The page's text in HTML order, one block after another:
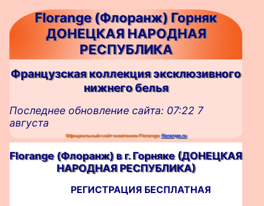
Florange (Флоранж) Горняк
ДОНЕЦКАЯ НАРОДНАЯ
РЕСПУБЛИКА
Французская коллекция эксклюзивного
нижнего белья
Последнее обновление сайта: 07:22 7
августа
Официальный сайт компании Florange:florange.ru
Florange (Флоранж) в г. Горняке (ДОНЕЦКАЯ
НАРОДНАЯ РЕСПУБЛИКА)
РЕГИСТРАЦИЯ БЕСПЛАТНАЯ